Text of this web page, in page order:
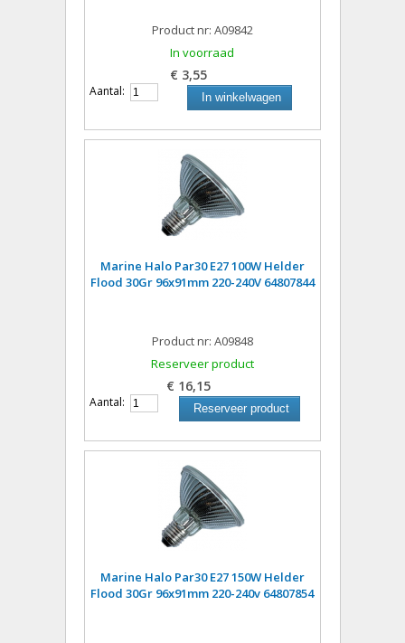
Product nr: A09842
In voorraad
€ 3,55
Aantal: In winkelwagen
Marine Halo Par30 E27 100W Helder
Flood 30Gr 96x91mm 220-240V 64807844
Product nr: A09848
Reserveer product
€ 16,15
Aantal: Reserveer product
Marine Halo Par30 E27 150W Helder
Flood 30Gr 96x91mm 220-240v 64807854